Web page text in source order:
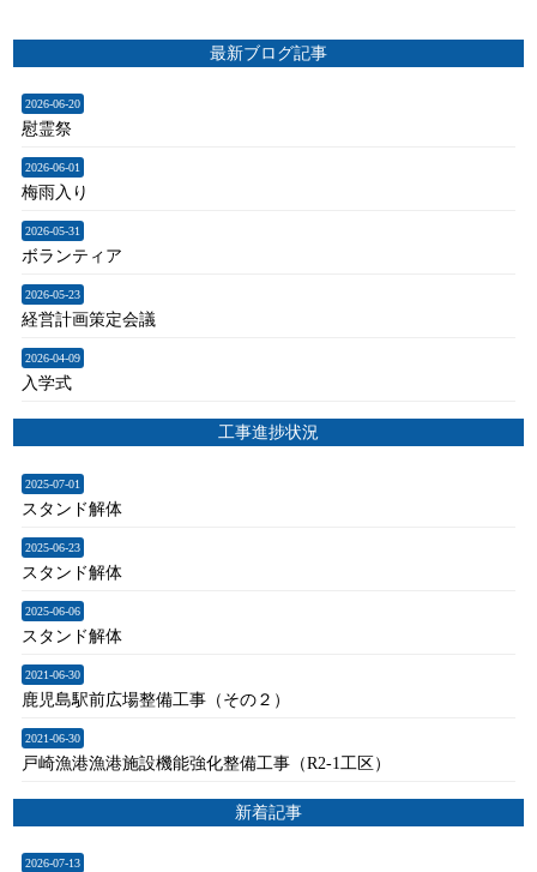
最新ブログ記事
2026-06-20
慰霊祭
2026-06-01
梅雨入り
2026-05-31
ボランティア
2026-05-23
経営計画策定会議
2026-04-09
入学式
工事進捗状況
2025-07-01
スタンド解体
2025-06-23
スタンド解体
2025-06-06
スタンド解体
2021-06-30
鹿児島駅前広場整備工事（その２）
2021-06-30
戸崎漁港漁港施設機能強化整備工事（R2-1工区）
新着記事
2026-07-13